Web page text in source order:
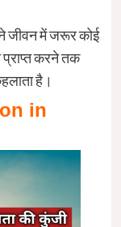
जीवन में जरूर कोई
प्राप्त करने तक
है।
in